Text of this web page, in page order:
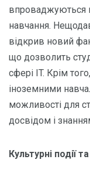
впроваджуються
навчання.
відкрив новий
що дозволить
сфері IT. Крім
іноземними
можливості для
досвідом і
Культурні події